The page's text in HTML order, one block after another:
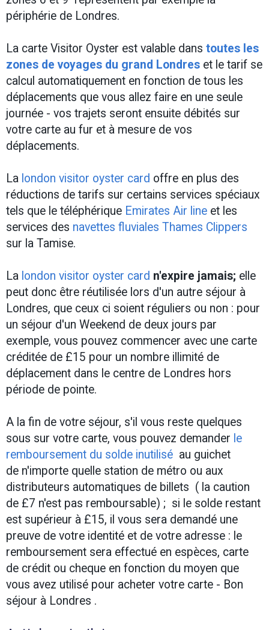
périphérie de Londres.
La carte Visitor Oyster est valable dans toutes les
zones de voyages du grand Londres et le tarif se
calcul automatiquement en fonction de tous les
déplacements que vous allez faire en une seule
journée - vos trajets seront ensuite débités sur
votre carte au fur et à mesure de vos
déplacements.
La london visitor oyster card offre en plus des
réductions de tarifs sur certains services spéciaux
tels que le téléphérique Emirates Air line et les
services des navettes fluviales Thames Clippers
sur la Tamise.
La london visitor oyster card n'expire jamais; elle
peut donc être réutilisée lors d'un autre séjour à
Londres, que ceux ci soient réguliers ou non : pour
un séjour d'un Weekend de deux jours par
exemple, vous pouvez commencer avec une carte
créditée de £15 pour un nombre illimité de
déplacement dans le centre de Londres hors
période de pointe.
A la fin de votre séjour, s'il vous reste quelques
sous sur votre carte, vous pouvez demander le
remboursement du solde inutilisé au guichet
de n'importe quelle station de métro ou aux
distributeurs automatiques de billets ( la caution
de £7 n'est pas remboursable) ; si le solde restant
est supérieur à £15, il vous sera demandé une
preuve de votre identité et de votre adresse : le
remboursement sera effectué en espèces, carte
de crédit ou cheque en fonction du moyen que
vous avez utilisé pour acheter votre carte - Bon
séjour à Londres .